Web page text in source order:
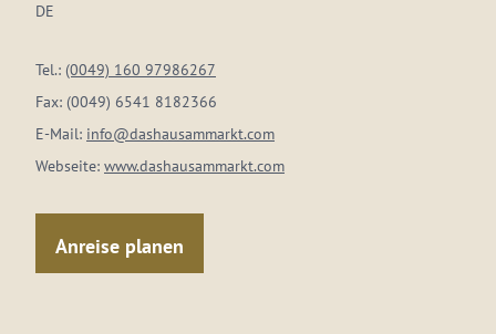
DE
Tel.: (0049) 160 97986267
Fax: (0049) 6541 8182366
E-Mail: info@dashausammarkt.com
Webseite: www.dashausammarkt.com
Anreise planen